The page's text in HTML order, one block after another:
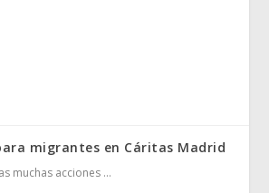
migrantes en Cáritas Madrid
muchas acciones …